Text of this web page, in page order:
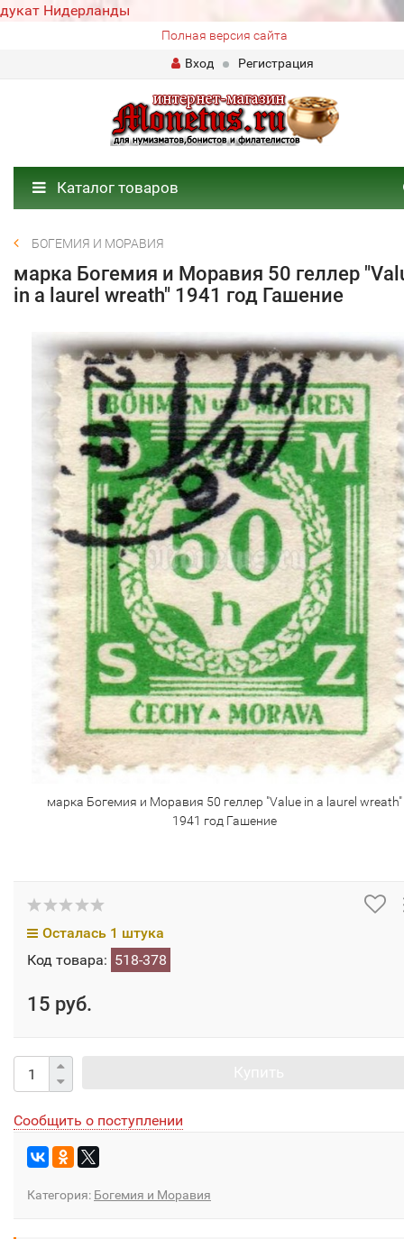
дукат Нидерланды
Полная версия сайта
Вход
Регистрация
Каталог товаров
БОГЕМИЯ И МОРАВИЯ
марка Богемия и Моравия 50 геллер
in a laurel wreath" 1941 год Гашение
марка Богемия и Моравия 50 геллер "Value in a laurel wreath"
1941 год Гашение
Осталась 1 штука
Код товара: 518-378
15 руб.
Сообщить о поступлении
Категория: Богемия и Моравия